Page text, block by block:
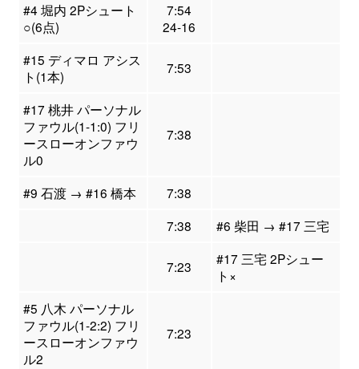
#4 堀内 2Pシュート
○(6点)
7:54
24-16
#15 ディマロ アシス
ト(1本)
7:53
#17 桃井 パーソナル
ファウル(1-1:0) フリ
ースローオンファウ
ル0
7:38
#9 石渡 → #16 橋本
7:38
7:38
#6 柴田 → #17 三宅
7:23
#17 三宅 2Pシュー
ト×
#5 八木 パーソナル
ファウル(1-2:2) フリ
ースローオンファウ
ル2
7:23